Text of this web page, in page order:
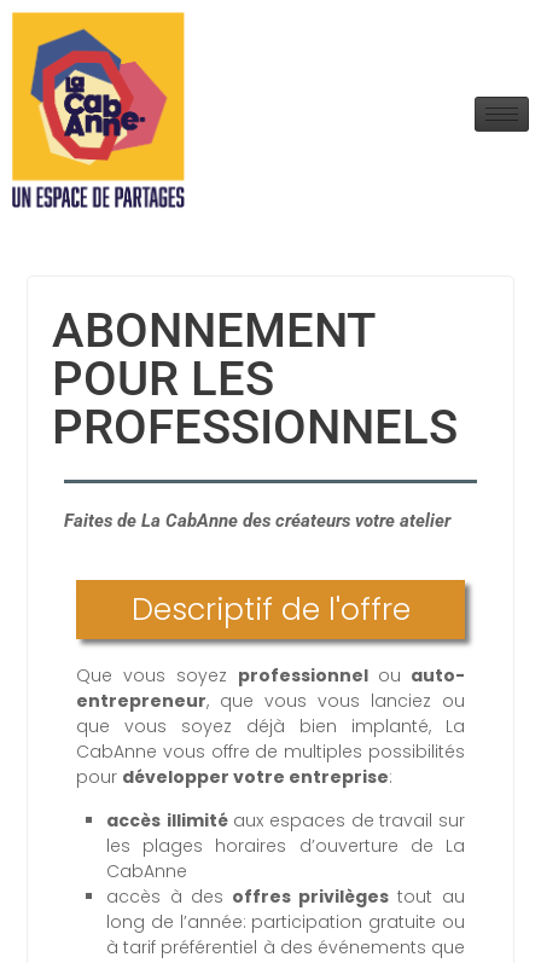
ABONNEMENT
POUR LES
PROFESSIONNELS
Faites de La CabAnne des créateurs votre atelier
Descriptif de l'offre
Que vous soyez professionnel ou auto-
entrepreneur, que vous vous lanciez ou
que vous soyez déjà bien implanté, La
CabAnne vous offre de multiples possibilités
pour développer votre entreprise:
accès illimitéaux espaces de travail sur
les plages horaires d’ouverture de La
CabAnne
accès à des offres privilèges tout au
long de l’année: participation gratuite ou
à tarif préférentiel à des événements que